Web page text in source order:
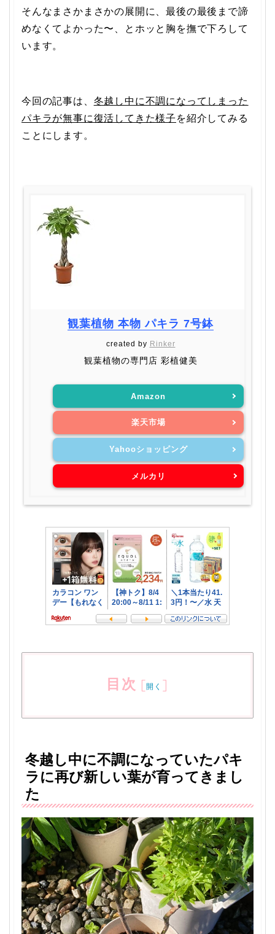
そんなまさかまさかの展開に、最後の最後まで諦
めなくてよかった〜、とホッと胸を撫で下ろして
います。
今回の記事は、 冬越し中に不調になってしまった
パキラが無事に復活してきた様子 を紹介してみる
ことにします。
観葉植物 本物 パキラ 7号鉢
created by Rinker
観葉植物の専門店 彩植健美
Amazon
楽天市場
Yahooショッピング
メルカリ
目次 [開く ]
冬越し中に不調になっていたパキ
ラに再び新しい葉が育ってきまし
た